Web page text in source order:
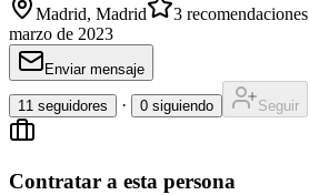
Madrid, Madrid
3 recomendaciones
marzo de 2023
Enviar mensaje
11 seguidores · 0 siguiendo Seguir
Contratar a esta persona